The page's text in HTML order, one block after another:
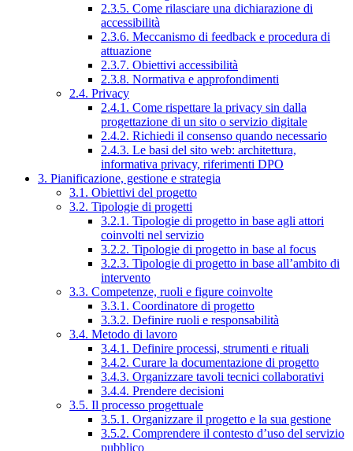
2.3.5. Come rilasciare una dichiarazione di
accessibilità
2.3.6. Meccanismo di feedback e procedura di
attuazione
2.3.7. Obiettivi accessibilità
2.3.8. Normativa e approfondimenti
2.4. Privacy
2.4.1. Come rispettare la privacy sin dalla
progettazione di un sito o servizio digitale
2.4.2. Richiedi il consenso quando necessario
2.4.3. Le basi del sito web: architettura,
informativa privacy, riferimenti DPO
3. Pianificazione, gestione e strategia
3.1. Obiettivi del progetto
3.2. Tipologie di progetti
3.2.1. Tipologie di progetto in base agli attori
coinvolti nel servizio
3.2.2. Tipologie di progetto in base al focus
3.2.3. Tipologie di progetto in base all’ambito di
intervento
3.3. Competenze, ruoli e figure coinvolte
3.3.1. Coordinatore di progetto
3.3.2. Definire ruoli e responsabilità
3.4. Metodo di lavoro
3.4.1. Definire processi, strumenti e rituali
3.4.2. Curare la documentazione di progetto
3.4.3. Organizzare tavoli tecnici collaborativi
3.4.4. Prendere decisioni
3.5. Il processo progettuale
3.5.1. Organizzare il progetto e la sua gestione
3.5.2. Comprendere il contesto d’uso del servizio
pubblico